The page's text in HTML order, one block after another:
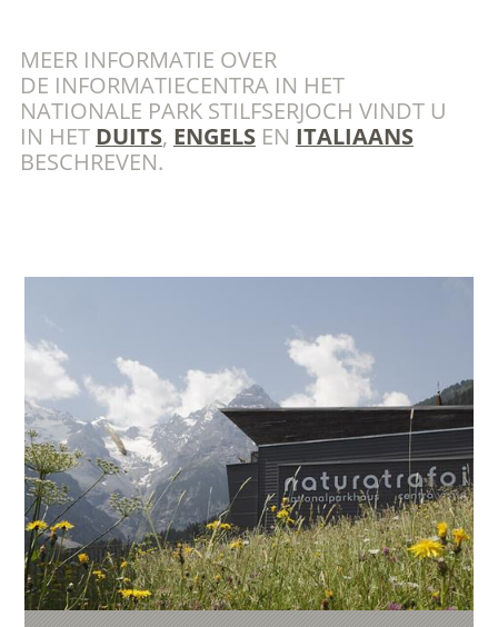
MEER INFORMATIE OVER
DE INFORMATIECENTRA IN HET
NATIONALE PARK STILFSERJOCH VINDT U
IN HET DUITS, ENGELSEN ITALIAANS
BESCHREVEN.